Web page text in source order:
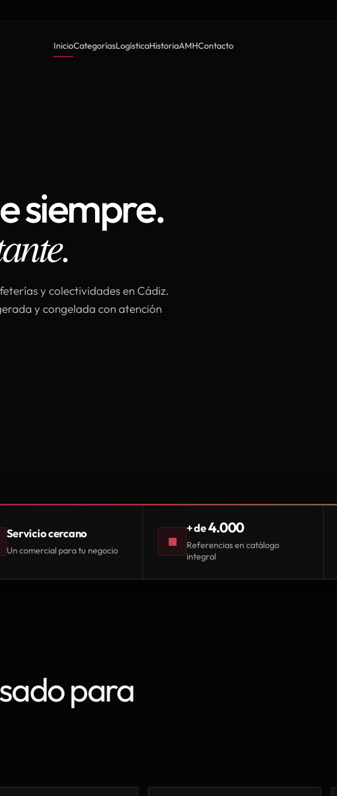
InicioCategoríasLogísticaHistoriaAMHContacto
siempre.
y colectividades en Cádiz.
y congelada con atención
Servicio cercano
Un comercial para tu negocio
▦
+ de4.000
Referencias en catálogo
integral
para